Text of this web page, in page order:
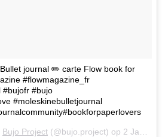
journal ✏️ carte Flow book for
#flowmagazine_fr
#bujofr #bujo
#moleskinebulletjournal
Bujo Project (@bujo.project) op 2 Jan 2018 om 5:57 (PST)